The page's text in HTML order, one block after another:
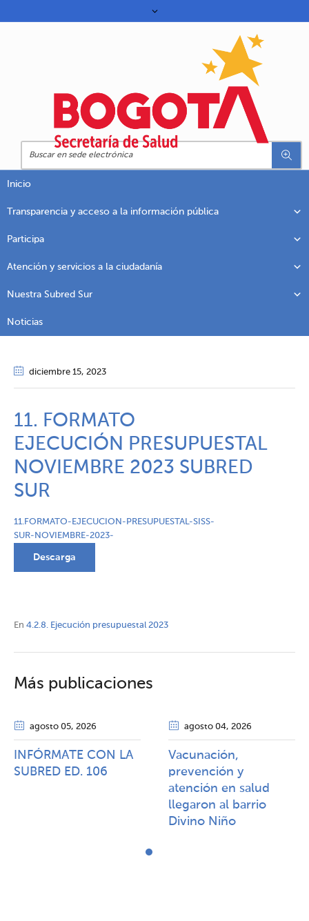
Inicio
Transparencia y acceso a la información pública
Participa
Atención y servicios a la ciudadanía
Nuestra Subred Sur
Noticias
diciembre 15, 2023
11. FORMATO
EJECUCIÓN PRESUPUESTAL
NOVIEMBRE 2023 SUBRED
SUR
11.FORMATO-EJECUCION-PRESUPUESTAL-SISS-
SUR-NOVIEMBRE-2023-
Descarga
En 4.2.8. Ejecución presupuestal 2023
Más publicaciones
agosto 05, 2026
INFÓRMATE CON LA
SUBRED ED. 106
agosto 04, 2026
Vacunación,
prevención y
atención en salud
llegaron al barrio
Divino Niño